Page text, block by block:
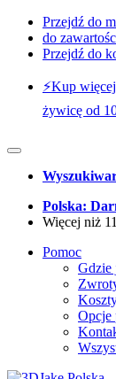
Przejdź do
do
Przejdź do
⚡️Kup
żywicę od
Polska:
Więcej niż
Pomoc
Gdzie
Opcje